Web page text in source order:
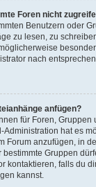
Foren nicht
Benutzern oder
zu lesen, zu
nach
anfügen?
für Foren,
hat es
Forum anzufügen, in
bestimmte Gruppen
kontaktieren, falls du
kannst.